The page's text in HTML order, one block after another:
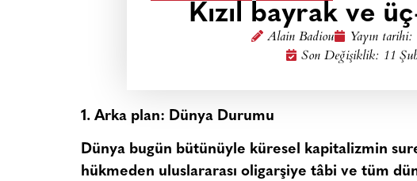
Kızıl bayrak ve
Alain Badiou Yayın tarihi:
Son Değişiklik: 11
1. Arka plan: Dünya Durumu
Dünya bugün bütünüyle küresel kapitalizmin
hükmeden uluslararası oligarşiye tâbi ve tüm